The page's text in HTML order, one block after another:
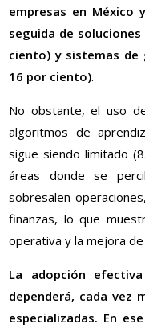
empresas en México
seguida de
ciento) y sistemas
16 por ciento).
No obstante, el uso
algoritmos de
sigue siendo limitado
áreas donde se
sobresalen
finanzas, lo que
operativa y la mejora
La adopción
dependerá, cada vez
especializadas. En